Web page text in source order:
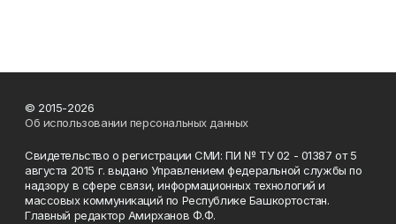
© 2015-2026
Об использовании персональных данных
Свидетельство о регистрации СМИ: ПИ № ТУ 02 - 01387 от 5
августа 2015 г. выдано Управлением федеральной службы по
надзору в сфере связи, информационных технологий и
массовых коммуникаций по Республике Башкортостан.
Главный редактор Амирханов Ф.Ф.